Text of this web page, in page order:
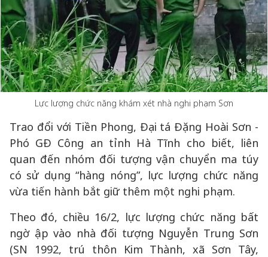
Lực lượng chức năng khám xét nhà nghi phạm Sơn
Trao đổi với Tiền Phong, Đại tá Đặng Hoài Sơn -
Phó GĐ Công an tỉnh Hà Tĩnh cho biết, liên
quan đến nhóm đối tượng vận chuyển ma túy
có sử dụng “hàng nóng”, lực lượng chức năng
vừa tiến hành bắt giữ thêm một nghi phạm.
Theo đó, chiều 16/2, lực lượng chức năng bất
ngờ ập vào nhà đối tượng Nguyễn Trung Sơn
(SN 1992, trú thôn Kim Thành, xã Sơn Tây,